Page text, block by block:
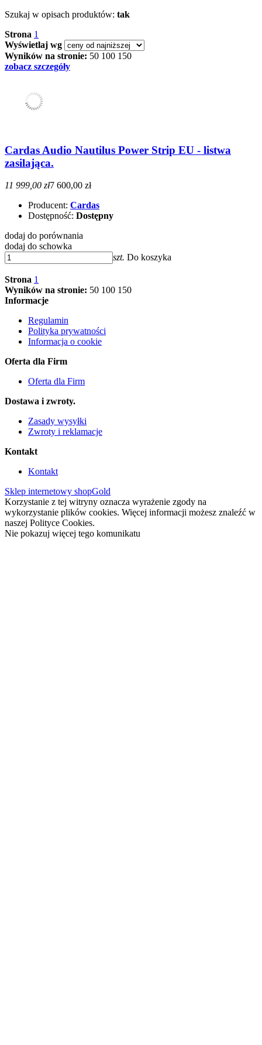
Szukaj w opisach produktów: tak
Strona 1
Wyświetlaj wg
Wyników na stronie: 50 100 150
zobacz szczegóły
Cardas Audio Nautilus Power Strip EU - listwa
zasilająca.
11 999,00 zł7 600,00 zł
Producent: Cardas
Dostępność: Dostępny
dodaj do porównania
dodaj do schowka
szt. Do koszyka
Strona 1
Wyników na stronie: 50 100 150
Informacje
Regulamin
Polityka prywatności
Informacja o cookie
Oferta dla Firm
Oferta dla Firm
Dostawa i zwroty.
Zasady wysyłki
Zwroty i reklamacje
Kontakt
Kontakt
Sklep internetowy shopGold
Korzystanie z tej witryny oznacza wyrażenie zgody na
wykorzystanie plików cookies. Więcej informacji możesz znaleźć w
naszej Polityce Cookies.
Nie pokazuj więcej tego komunikatu